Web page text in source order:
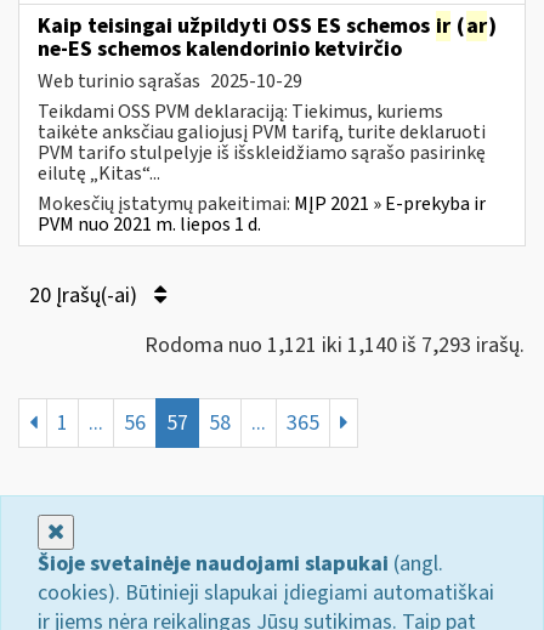
Kaip teisingai užpildyti OSS ES schemos ir (ar)
ne-ES schemos kalendorinio ketvirčio
Web turinio sąrašas 2025-10-29
Teikdami OSS PVM deklaraciją: Tiekimus, kuriems
taikėte anksčiau galiojusį PVM tarifą, turite deklaruoti
PVM tarifo stulpelyje iš išskleidžiamo sąrašo pasirinkę
eilutę „Kitas“...
Mokesčių įstatymų pakeitimai: MĮP 2021 » E-prekyba ir
PVM nuo 2021 m. liepos 1 d.
20 Įrašų(-ai)
Rodoma nuo 1,121 iki 1,140 iš 7,293 irašų.
1 ... 56 57 58 ... 365
Šioje svetainėje naudojami slapukai (angl.
cookies). Būtinieji slapukai įdiegiami automatiškai
ir jiems nėra reikalingas Jūsų sutikimas. Taip pat